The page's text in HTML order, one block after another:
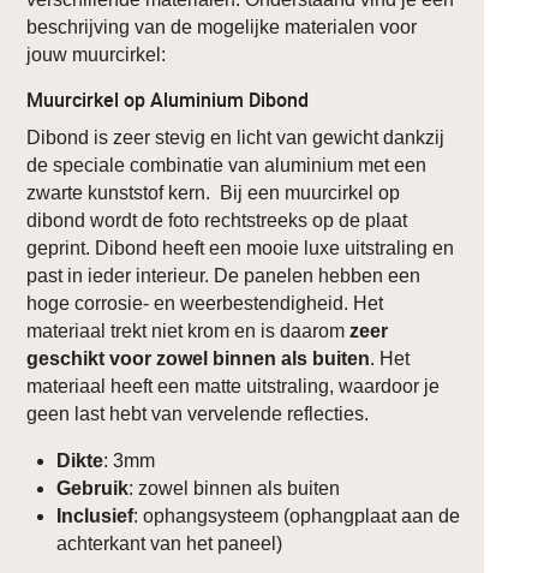
beschrijving van de mogelijke materialen voor
jouw muurcirkel:
Muurcirkel op Aluminium Dibond
Dibond is zeer stevig en licht van gewicht dankzij
de speciale combinatie van aluminium met een
zwarte kunststof kern. Bij een muurcirkel op
dibond wordt de foto rechtstreeks op de plaat
geprint. Dibond heeft een mooie luxe uitstraling en
past in ieder interieur. De panelen hebben een
hoge corrosie- en weerbestendigheid. Het
materiaal trekt niet krom en is daarom zeer
geschikt voor zowel binnen als buiten. Het
materiaal heeft een matte uitstraling, waardoor je
geen last hebt van vervelende reflecties.
Dikte: 3mm
Gebruik: zowel binnen als buiten
Inclusief: ophangsysteem (ophangplaat aan de
achterkant van het paneel)